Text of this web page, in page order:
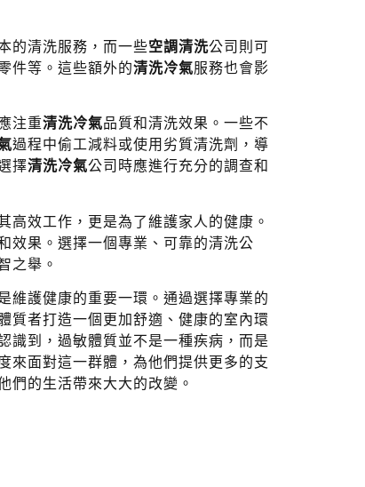
的清洗服務，而一些空調清洗公司則可
件等。這些額外的清洗冷氣服務也會影
注重清洗冷氣品質和清洗效果。一些不
過程中偷工減料或使用劣質清洗劑，導
擇清洗冷氣公司時應進行充分的調查和
高效工作，更是為了維護家人的健康。
效果。選擇一個專業、可靠的清洗公
之舉。
維護健康的重要一環。通過選擇專業的
質者打造一個更加舒適、健康的室內環
識到，過敏體質並不是一種疾病，而是
來面對這一群體，為他們提供更多的支
們的生活帶來大大的改變。